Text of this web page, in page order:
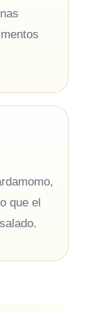
que el